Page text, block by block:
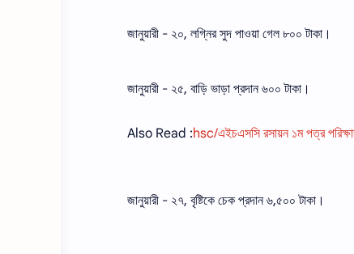
জানুয়ারী - ২০, লগ্নির সুদ পাওয়া গেল ৮০০ টাকা।
জানুয়ারী - ২৫, বাড়ি ভাড়া প্রদান ৬০০ টাকা।
Also Read :hsc/এইচএসসি রসায়ন ১ম পত্র
জানুয়ারী - ২৭, বৃষ্টিকে চেক প্রদান ৬,৫০০ টাকা।